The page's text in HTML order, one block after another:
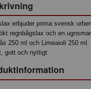
erbjuder prima svensk
regnbågslax och en
250 ml och Limeaioli 250
gott och nyttigt.